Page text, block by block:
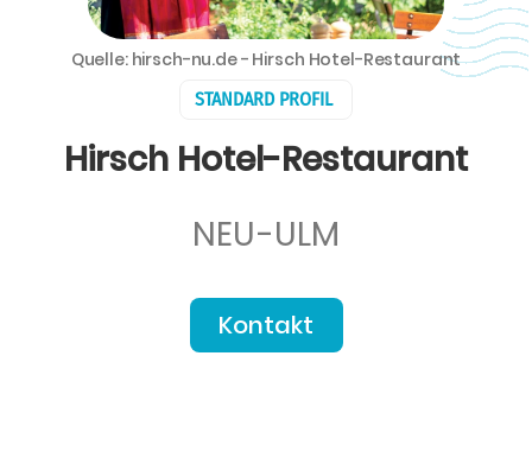
STANDARD PROFIL
Hirsch Hotel-Restaurant
NEU-ULM
Kontakt
Quelle: hirsch-nu.de - Hirsch Hotel-Restaurant